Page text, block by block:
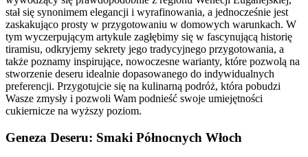
stał się synonimem elegancji i wyrafinowania, a jednocześnie jest
zaskakująco prosty w przygotowaniu w domowych warunkach. W
tym wyczerpującym artykule zagłębimy się w fascynującą historię
tiramisu, odkryjemy sekrety jego tradycyjnego przygotowania, a
także poznamy inspirujące, nowoczesne warianty, które pozwolą na
stworzenie deseru idealnie dopasowanego do indywidualnych
preferencji. Przygotujcie się na kulinarną podróż, która pobudzi
Wasze zmysły i pozwoli Wam podnieść swoje umiejętności
cukiernicze na wyższy poziom.
Geneza Deseru: Smaki Północnych Włoch